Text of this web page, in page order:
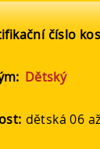
číslo
Dětský
dětská 06